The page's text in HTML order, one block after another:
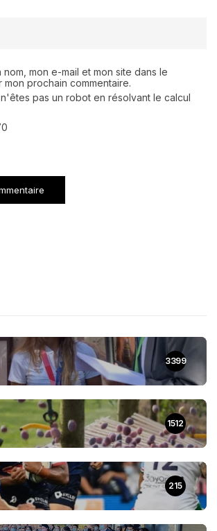
nom, mon e-mail et mon site dans le
prochain commentaire.
pas un robot en résolvant le calcul
3399
1512
215